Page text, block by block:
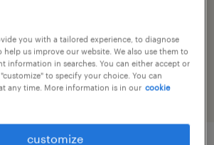
& support services
you with a tailored experience, to diagnose
us improve our website. We also use them to
information in searches. You can either accept or
to specify your choice. You can
any time. More information is in our cookie
customize